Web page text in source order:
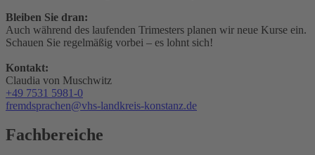
Bleiben Sie dran:
Auch während des laufenden Trimesters planen wir neue Kurse ein.
Schauen Sie regelmäßig vorbei – es lohnt sich!
Kontakt:
Claudia von Muschwitz
+49 7531 5981-0
fremdsprachen@vhs-landkreis-konstanz.de
Fachbereiche